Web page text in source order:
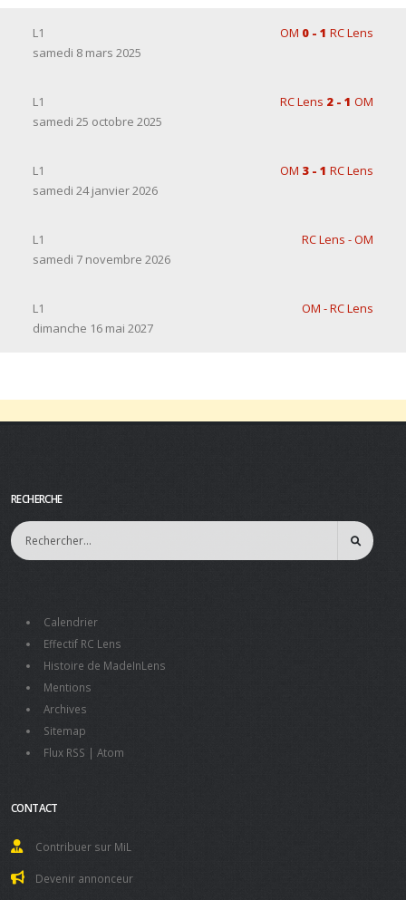
L1 OM 0 - 1 RC Lens
samedi 8 mars 2025
L1 RC Lens 2 - 1 OM
samedi 25 octobre 2025
L1 OM 3 - 1 RC Lens
samedi 24 janvier 2026
L1
RC Lens - OM
samedi 7 novembre 2026
L1
OM - RC Lens
dimanche 16 mai 2027
RECHERCHE
Calendrier
Effectif RC Lens
Histoire de MadeInLens
Mentions
Archives
Sitemap
Flux RSS | Atom
CONTACT
Contribuer sur MiL
Devenir annonceur